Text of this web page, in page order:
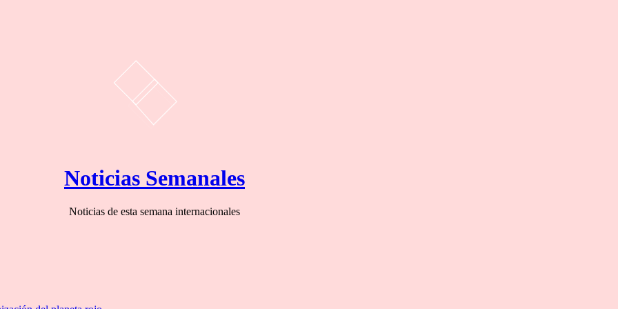
Noticias Semanales
Noticias de esta semana internacionales